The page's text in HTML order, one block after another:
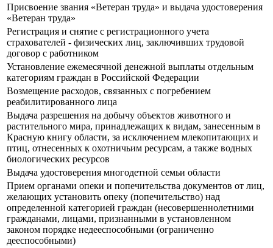
Присвоение звания «Ветеран труда» и выдача удостоверения
«Ветеран труда»
Регистрация и снятие с регистрационного учета
страхователей - физических лиц, заключивших трудовой
договор с работником
Установление ежемесячной денежной выплаты отдельным
категориям граждан в Российской Федерации
Возмещение расходов, связанных с погребением
реабилитированного лица
Выдача разрешения на добычу объектов животного и
растительного мира, принадлежащих к видам, занесенным в
Красную книгу области, за исключением млекопитающих и
птиц, отнесенных к охотничьим ресурсам, а также водных
биологических ресурсов
Выдача удостоверения многодетной семьи области
Прием органами опеки и попечительства документов от лиц,
желающих установить опеку (попечительство) над
определенной категорией граждан (несовершеннолетними
гражданами, лицами, признанными в установленном
законом порядке недееспособными (ограниченно
дееспособными)